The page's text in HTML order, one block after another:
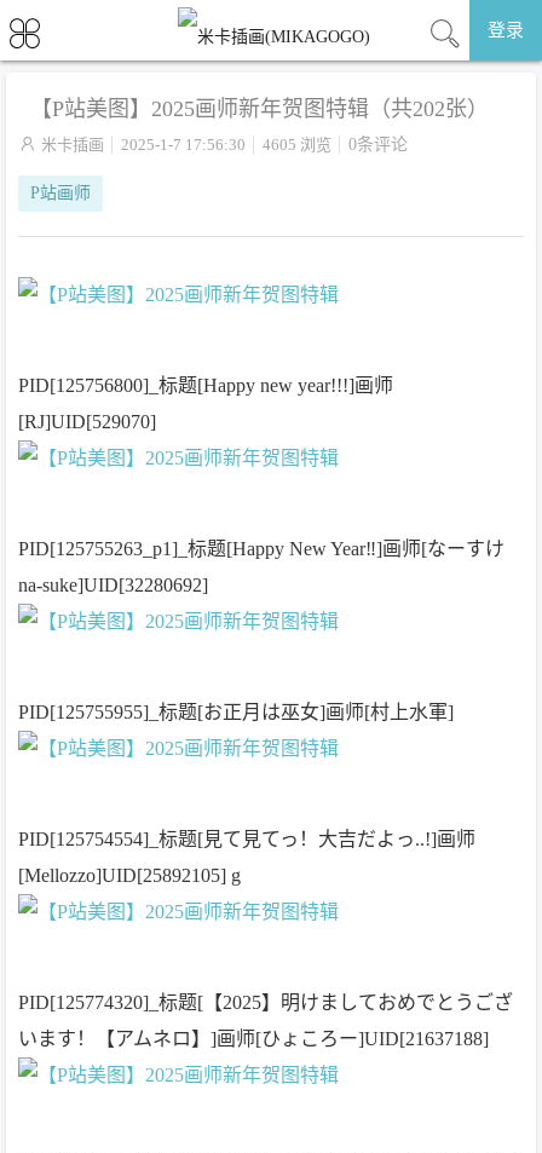
登录
【P站美图】2025画师新年贺图特辑（共202张）
 米卡插画 2025-1-7 17:56:30 4605 浏览 0条评论
P站画师
PID[125756800]_标题[Happy new year!!!]画师
[RJ]UID[529070]
PID[125755263_p1]_标题[Happy New Year‼︎]画师[なーすけ
na-suke]UID[32280692]
PID[125755955]_标题[お正月は巫女]画师[村上水軍]
PID[125754554]_标题[見て見てっ！大吉だよっ..!]画师
[Mellozzo]UID[25892105] g
PID[125774320]_标题[【2025】明けましておめでとうござ
います！【アムネロ】]画师[ひょころー]UID[21637188]